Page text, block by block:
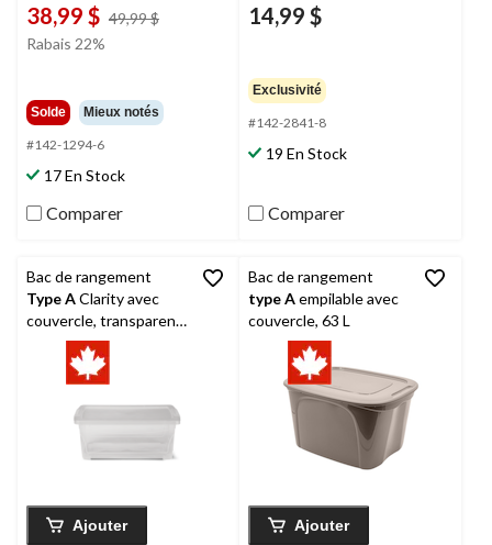
38,99 $ 49,99 $
Rabais 22%
Solde Mieux notés
#142-1294-6
17 En Stock
Comparer
14,99 $
Exclusivité
#142-2841-8
19 En Stock
Comparer
Bac de rangement
Type AClarity avec
couvercle, transparent,
Ajouter
Bac de rangement
type Aempilable avec
couvercle, 63 L
Ajouter